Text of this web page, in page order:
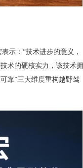
示：“技术进步的意义，
术的硬核实力，该技术拥
靠”三大维度重构越野驾